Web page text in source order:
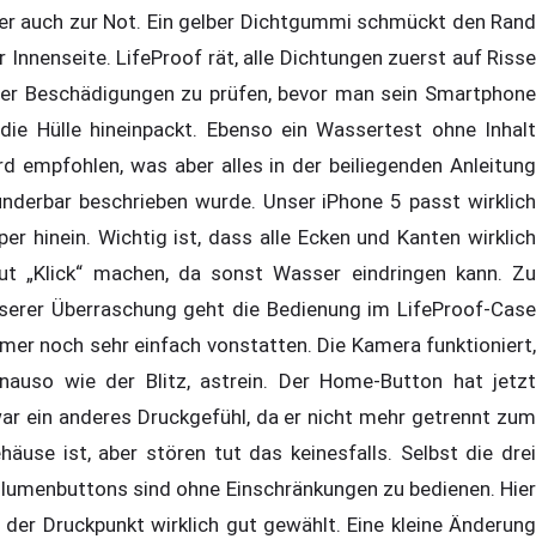
auch zur Not. Ein gelber Dichtgummi schmückt den Rand
Innenseite. LifeProof rät, alle Dichtungen zuerst auf Risse
Beschädigungen zu prüfen, bevor man sein Smartphone
Hülle hineinpackt. Ebenso ein Wassertest ohne Inhalt
empfohlen, was aber alles in der beiliegenden Anleitung
beschrieben wurde. Unser iPhone 5 passt wirklich
hinein. Wichtig ist, dass alle Ecken und Kanten wirklich
„Klick“ machen, da sonst Wasser eindringen kann. Zu
Überraschung geht die Bedienung im LifeProof-Case
noch sehr einfach vonstatten. Die Kamera funktioniert,
wie der Blitz, astrein. Der Home-Button hat jetzt
ein anderes Druckgefühl, da er nicht mehr getrennt zum
ist, aber stören tut das keinesfalls. Selbst die drei
sind ohne Einschränkungen zu bedienen. Hier
Druckpunkt wirklich gut gewählt. Eine kleine Änderung